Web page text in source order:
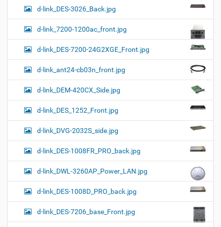
d-link_DES-3026_Back.jpg
d-link_7200-1200ac_front.jpg
d-link_DES-7200-24G2XGE_Front.jpg
d-link_ant24-cb03n_front.jpg
d-link_DEM-420CX_Side.jpg
d-link_DES_1252_Front.jpg
d-link_DVG-2032S_side.jpg
d-link_DES-1008FR_PRO_back.jpg
d-link_DWL-3260AP_Power_LAN.jpg
d-link_DES-1008D_PRO_back.jpg
d-link_DES-7206_base_Front.jpg